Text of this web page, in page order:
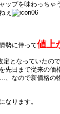
ップを味わっちゃ
ぇ
勢に伴って値上
定となっていたの
先日まで従来の価
、なので新価格の
なります。